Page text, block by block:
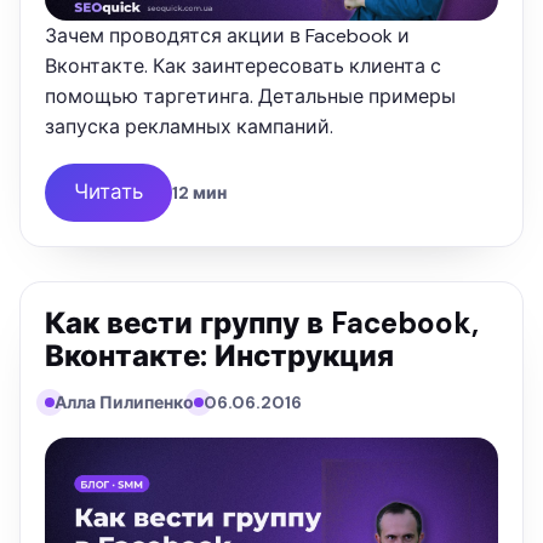
Зачем проводятся акции в Facebook и
Вконтакте. Как заинтересовать клиента с
помощью таргетинга. Детальные примеры
запуска рекламных кампаний.
Читать 12 мин
Как вести группу в Facebook,
Вконтакте: Инструкция
Алла Пилипенко 06.06.2016